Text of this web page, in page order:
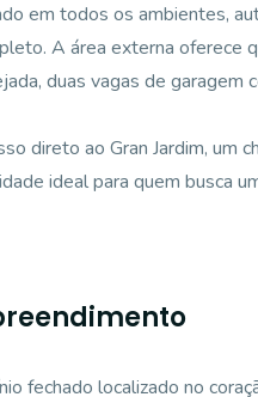
em todos os ambientes,
A área externa oferece
duas vagas de
direto ao Gran Jardim, um
ideal para quem busca
fechado localizado no